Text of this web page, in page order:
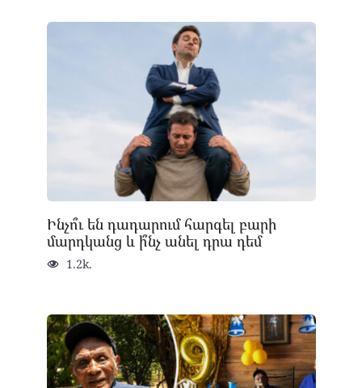
Ինչո՞ւ են դադարում հարգել բարի
մարդկանց և ի՞նչ անել դրա դեմ
1.2k.